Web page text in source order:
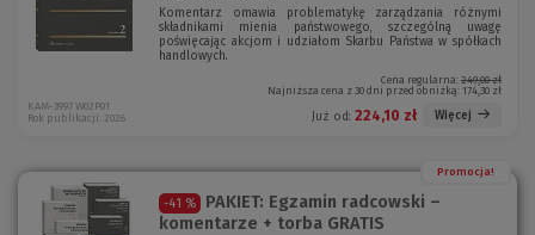
Komentarz omawia problematykę zarządzania różnymi
składnikami mienia państwowego, szczególną uwagę
poświęcając akcjom i udziałom Skarbu Państwa w spółkach
handlowych.
Cena regularna: 249,00 zł
Najniższa cena z 30 dni przed obniżką: 174,30 zł
Już od: 224,10 zł Więcej
KAM-3997 W02P01
Rok publikacji: 2026
Promocja!
-41 %
PAKIET: Egzamin radcowski –
komentarze + torba GRATIS